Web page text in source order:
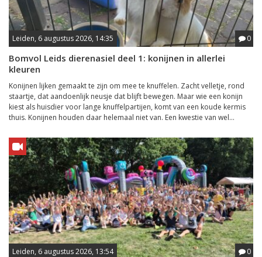
Leiden, 6 augustus 2026, 14:35 0
Bomvol Leids dierenasiel deel 1: konijnen in allerlei
kleuren
Konijnen lijken gemaakt te zijn om mee te knuffelen. Zacht velletje, rond
staartje, dat aandoenlijk neusje dat blijft bewegen. Maar wie een konijn
kiest als huisdier voor lange knuffelpartijen, komt van een koude kermis
thuis. Konijnen houden daar helemaal niet van. Een kwestie van wel...
Leiden, 6 augustus 2026, 13:54 0